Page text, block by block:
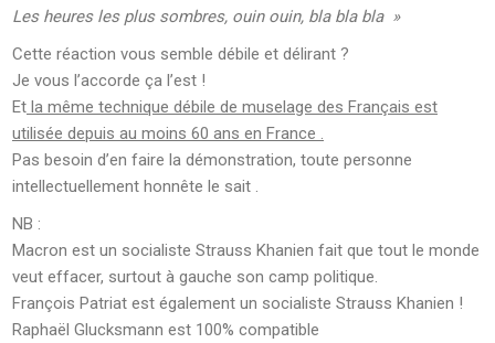
Les heures les plus sombres, ouin ouin, bla bla bla »
Cette réaction vous semble débile et délirant ?
Je vous l’accorde ça l’est !
Et la même technique débile de muselage des Français est
utilisée depuis au moins 60 ans en France .
Pas besoin d’en faire la démonstration, toute personne
intellectuellement honnête le sait .
NB :
Macron est un socialiste Strauss Khanien fait que tout le monde
veut effacer, surtout à gauche son camp politique.
François Patriat est également un socialiste Strauss Khanien !
Raphaël Glucksmann est 100% compatible